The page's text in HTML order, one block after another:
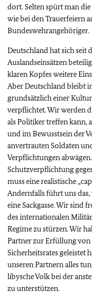
dort. Selten spürt man
wie bei den Trauerfeiern
Bundeswehrangehöriger.
Deutschland hat sich seit
Auslandseinsätzen
klaren Kopfes weitere
Aber Deutschland bleibt
grundsätzlich einer
verpflichtet. Wir werden
als Politiker treffen kann,
und im Bewusstsein der
anvertrauten Soldaten
Verpflichtungen
Schutzverpflichtung
muss eine realistische
Andernfalls führt uns
eine Sackgasse. Wir sind
des internationalen
Regime zu stürzen. Wir
Partner zur Erfüllung von
Sicherheitsrates geleistet
unseren Partnern alles
libysche Volk bei der
zu unterstützen.